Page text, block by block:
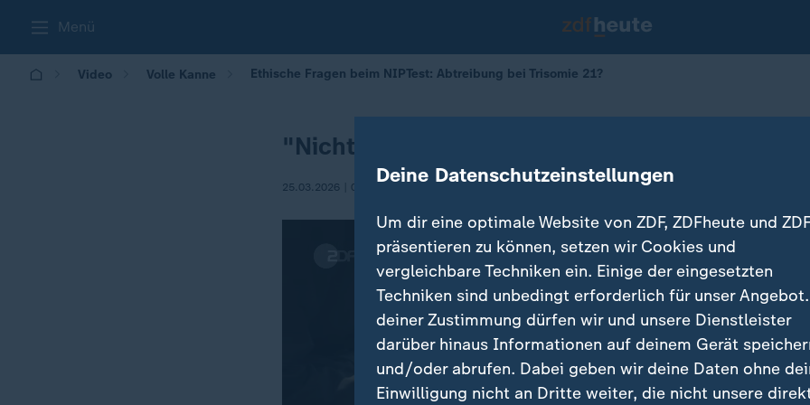
Menü
Video Volle Kanne Ethische Fragen beim NIPTest: Abtreibung bei Trisomie 21?
"Nicht-invasiver Pränataltest" in der Kritik
25.03.2026 | 09:05 Deine Datenschutzeinstellungen
Um dir eine optimale Website von ZDF, ZDFheute und
präsentieren zu können, setzen wir Cookies und
vergleichbare Techniken ein. Einige der eingesetzten
Techniken sind unbedingt erforderlich für unser
deiner Zustimmung dürfen wir und unsere Dienstleister
darüber hinaus Informationen auf deinem Gerät
und/oder abrufen. Dabei geben wir deine Daten ohne
Einwilligung nicht an Dritte weiter, die nicht unsere